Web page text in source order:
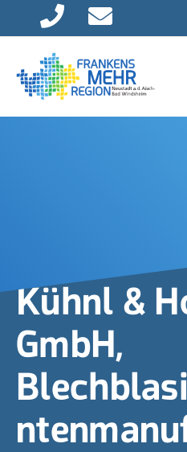
Direkt zurDirekt zum
Kühnl &
GmbH,